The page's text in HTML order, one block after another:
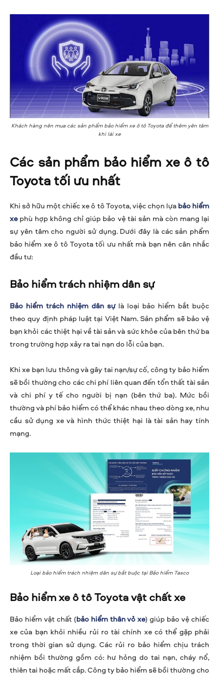
Khách hàng nên mua các sản phẩm bảo hiểm xe ô tô Toyota để thêm yên tâm
khi lái xe
Các sản phẩm bảo hiểm xe ô tô
Toyota tối ưu nhất
Khi sở hữu một chiếc xe ô tô Toyota, việc chọn lựabảo hiểm
xephù hợp không chỉ giúp bảo vệ tài sản mà còn mang lại
sự yên tâm cho người sử dụng. Dưới đây là các sản phẩm
bảo hiểm xe ô tô Toyota tối ưu nhất mà bạn nên cân nhắc
đầu tư:
Bảo hiểm trách nhiệm dân sự
Bảo hiểm trách nhiệm dân sựlà loại bảo hiểm bắt buộc
theo quy định pháp luật tại Việt Nam. Sản phẩm sẽ bảo vệ
bạn khỏi các thiệt hại về tài sản và sức khỏe của bên thứ ba
trong trường hợp xảy ra tai nạn do lỗi của bạn.
Khi xe bạn lưu thông và gây tai nạn/sự cố, công ty bảo hiểm
sẽ bồi thường cho các chi phí liên quan đến tổn thất tài sản
và chi phí y tế cho người bị nạn (bên thứ ba). Mức bồi
thường và phí bảo hiểm có thể khác nhau theo dòng xe, nhu
cầu sử dụng xe và hình thức thiệt hại là tài sản hay tính
mạng.
Loại bảo hiểm trách nhiệm dân sự bắt buộc tại Bảo hiểm Tasco
Bảo hiểm xe ô tô Toyota vật chất xe
Bảo hiểm vật chất (bảo hiểm thân vỏ xe) giúp bảo vệ chiếc
xe của bạn khỏi nhiều rủi ro tài chính xe có thể gặp phải
trong thời gian sử dụng. Các rủi ro bảo hiểm chịu trách
nhiệm bồi thường gồm có: hư hỏng do tai nạn, cháy nổ,
thiên tai hoặc mất cắp. Công ty bảo hiểm sẽ bồi thường cho